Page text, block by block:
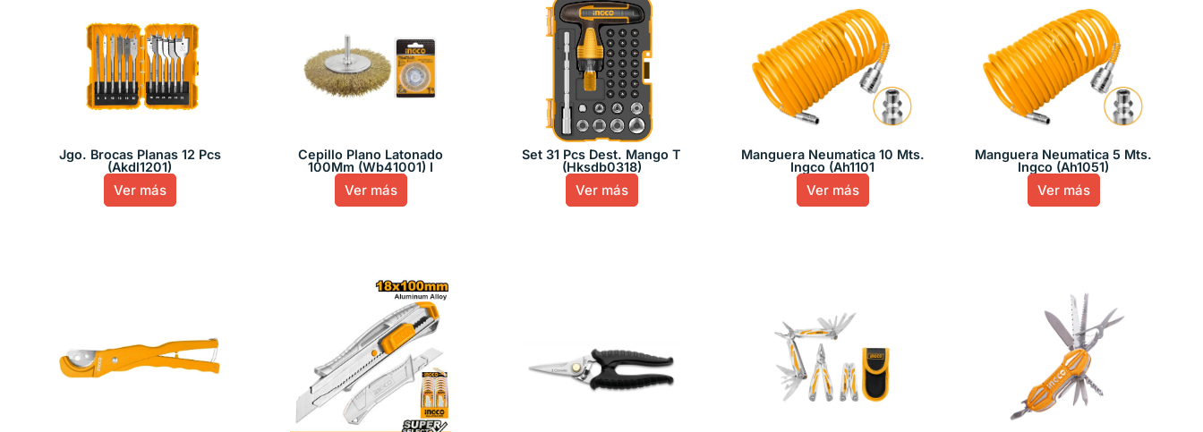
Jgo. Brocas Planas 12 Pcs
(Akdl1201)
Ver más
Cepillo Plano Latonado
100Mm (Wb41001) I
Ver más
Set 31 Pcs Dest. Mango T
(Hksdb0318)
Ver más
Manguera Neumatica 10 Mts.
Ingco (Ah1101
Ver más
Manguera Neumatica 5 Mts.
Ingco (Ah1051)
Ver más